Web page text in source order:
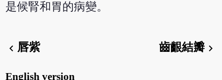
是候腎和胃的病變。
chevron_left唇紫 齒齦結瓣chevron_right
English version